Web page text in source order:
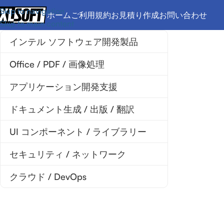
Skip to navigation
Skip to main content
ホーム ご利用規約お見積り作成お問い合わせ
インテル ソフトウェア開発製品
Office / PDF / 画像処理
アプリケーション開発支援
ドキュメント生成 / 出版 / 翻訳
UI コンポーネント / ライブラリー
セキュリティ / ネットワーク
クラウド / DevOps